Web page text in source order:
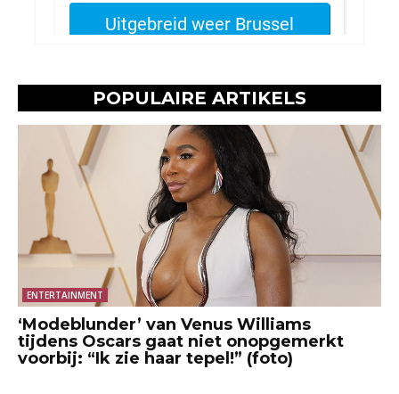
POPULAIRE ARTIKELS
ENTERTAINMENT
‘Modeblunder’ van Venus Williams
tijdens Oscars gaat niet onopgemerkt
voorbij: “Ik zie haar tepel!” (foto)